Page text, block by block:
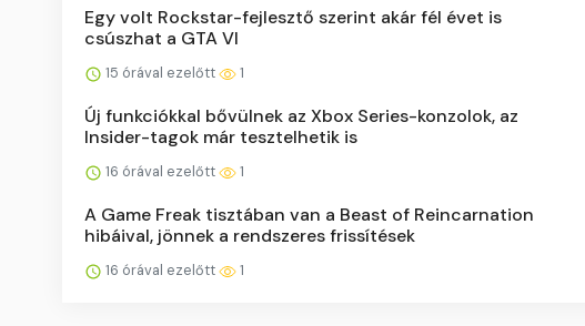
Egy volt Rockstar-fejlesztő szerint akár fél évet is
csúszhat a GTA VI
15 órával ezelőtt 1
Új funkciókkal bővülnek az Xbox Series-konzolok, az
Insider-tagok már tesztelhetik is
16 órával ezelőtt 1
A Game Freak tisztában van a Beast of Reincarnation
hibáival, jönnek a rendszeres frissítések
16 órával ezelőtt 1